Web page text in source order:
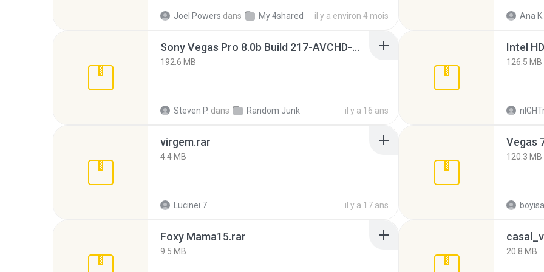
Joel Powers dans My 4shared il y a environ 4 mois Ana K.
Sony Vegas Pro 8.0b Build 217-AVCHD-MPG-AC3 FIXED.7z
192.6 MB
Steven P. dans Random Junk il y a 16 ans
126.5 MB
virgem.rar
4.4 MB
Lucinei 7. il y a 17 ans
Vegas
120.3 MB
Foxy Mama15.rar
9.5 MB 20.8 MB